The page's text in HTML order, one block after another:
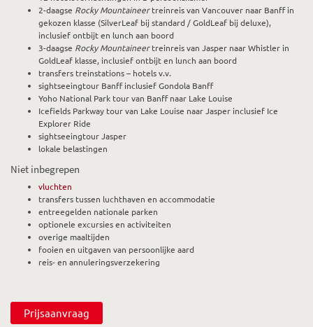
2-daagse Rocky Mountaineertreinreis van Vancouver naar Banff in
gekozen klasse (SilverLeaf bij standard / GoldLeaf bij deluxe),
inclusief ontbijt en lunch aan boord
3-daagse Rocky Mountaineertreinreis van Jasper naar Whistler in
GoldLeaf klasse, inclusief ontbijt en lunch aan boord
transfers treinstations – hotels v.v.
sightseeingtour Banff inclusief Gondola Banff
Yoho National Park tour van Banff naar Lake Louise
Icefields Parkway tour van Lake Louise naar Jasper inclusief Ice
Explorer Ride
sightseeingtour Jasper
lokale belastingen
Niet inbegrepen
vluchten
transfers tussen luchthaven en accommodatie
entreegelden nationale parken
optionele excursies en activiteiten
overige maaltijden
fooien en uitgaven van persoonlijke aard
reis- en annuleringsverzekering
Prijsaanvraag